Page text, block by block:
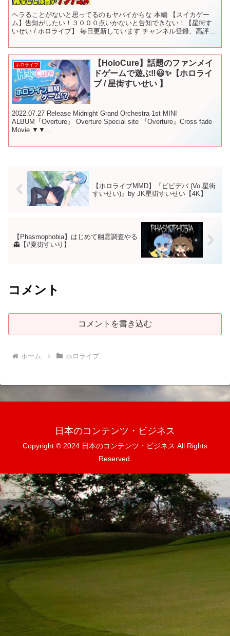
ヘラることがないと思ってるのもヤバイからな 本編 【スイカゲー
ム】告知がしたい！３０００点いかないと告知できない！【星街す
いせい / ホロライブ】 毎日更新しています チャンネル登録、高評
ホロライブ
【HoloCure】話題のファンメイ
ドゲームで遊ぶ‼😃✨【ホロライ
ブ / 星街すいせい 】
2022.07.27 Release Midnight Grand Orchestra 1st MINI
ALBUM『Overture』 Overture Special site 『Overture』Cross fade
Movie ▼▼...
【ホロライブMMD】『ビビデバ (Vo.星街
すいせい)』by JK星街すいせい【4K】
【Phasmophobia】はじめて幽霊調査やる
👻【#夏街すいり】
コメント
コメントを書き込む
ホーム ホロライブ
日本のコンテンツ・ビジネス
Copyright © 2024 日本のコンテンツ・ビジネス All Rights
Reserved.